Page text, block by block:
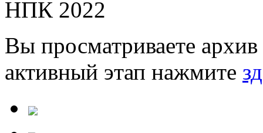
НПК 2022
Вы просматриваете
активный этап нажмите